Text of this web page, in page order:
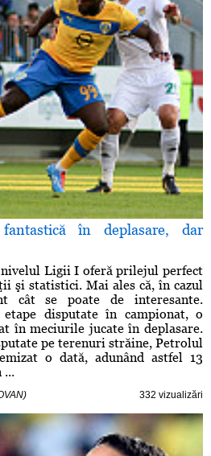
în deplasare, dar
nivelul Ligii I oferă prilejul perfect
şi statistici. Mai ales că, în cazul
cât se poate de interesante.
disputate în campionat, o
în meciurile jucate în deplasare.
pe terenuri străine, Petrolul
o dată, adunând astfel 13
...
332 vizualizări